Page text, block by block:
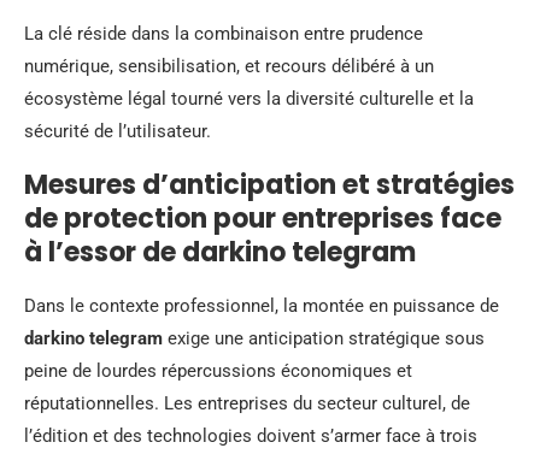
La clé réside dans la combinaison entre prudence
numérique, sensibilisation, et recours délibéré à un
écosystème légal tourné vers la diversité culturelle et la
sécurité de l’utilisateur.
Mesures d’anticipation et stratégies
de protection pour entreprises face
à l’essor de darkino telegram
Dans le contexte professionnel, la montée en puissance de
darkino telegram exige une anticipation stratégique sous
peine de lourdes répercussions économiques et
réputationnelles. Les entreprises du secteur culturel, de
l’édition et des technologies doivent s’armer face à trois